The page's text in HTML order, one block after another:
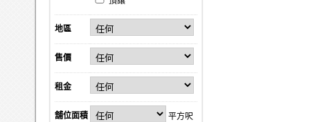
地區
售價
租金
舖位面積 平方呎